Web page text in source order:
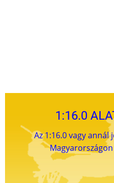
1:16.0
Az 1:16.0 vagy